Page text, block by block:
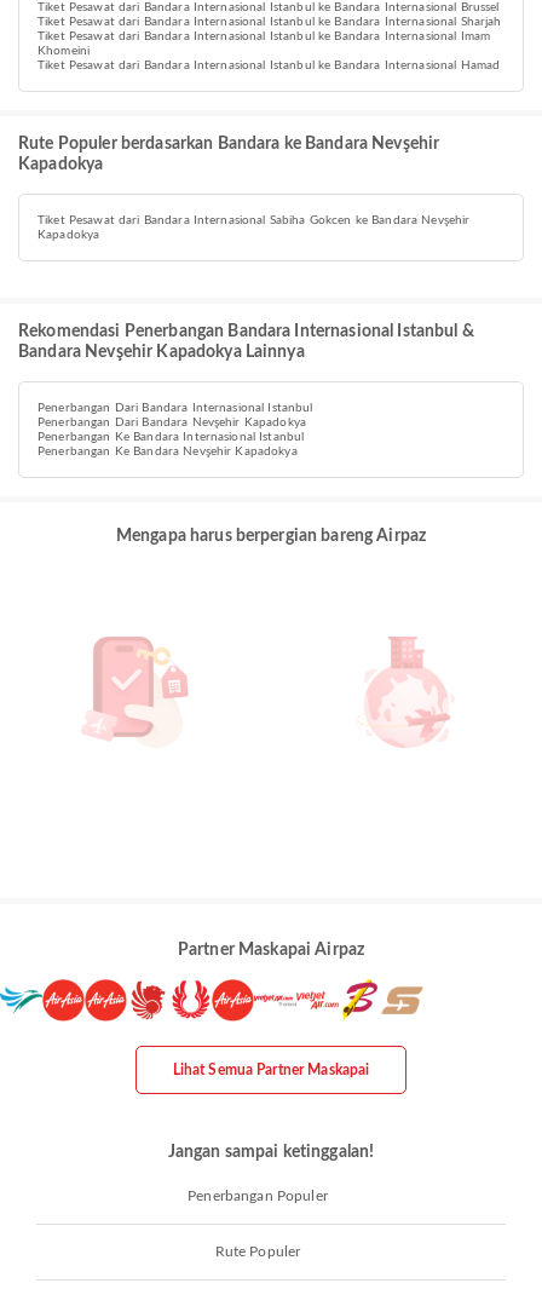
Tiket Pesawat dari Bandara Internasional Istanbul ke Bandara Internasional Brussel
Tiket Pesawat dari Bandara Internasional Istanbul ke Bandara Internasional Sharjah
Tiket Pesawat dari Bandara Internasional Istanbul ke Bandara Internasional Imam
Khomeini
Tiket Pesawat dari Bandara Internasional Istanbul ke Bandara Internasional Hamad
Rute Populer berdasarkan Bandara ke Bandara Nevşehir
Kapadokya
Tiket Pesawat dari Bandara Internasional Sabiha Gokcen ke Bandara Nevşehir
Kapadokya
Rekomendasi Penerbangan Bandara Internasional Istanbul &
Bandara Nevşehir Kapadokya Lainnya
Penerbangan Dari Bandara Internasional Istanbul
Penerbangan Dari Bandara Nevşehir Kapadokya
Penerbangan Ke Bandara Internasional Istanbul
Penerbangan Ke Bandara Nevşehir Kapadokya
Mengapa harus berpergian bareng Airpaz
Partner Maskapai Airpaz
Lihat Semua Partner Maskapai
Jangan sampai ketinggalan!
Penerbangan Populer
Rute Populer